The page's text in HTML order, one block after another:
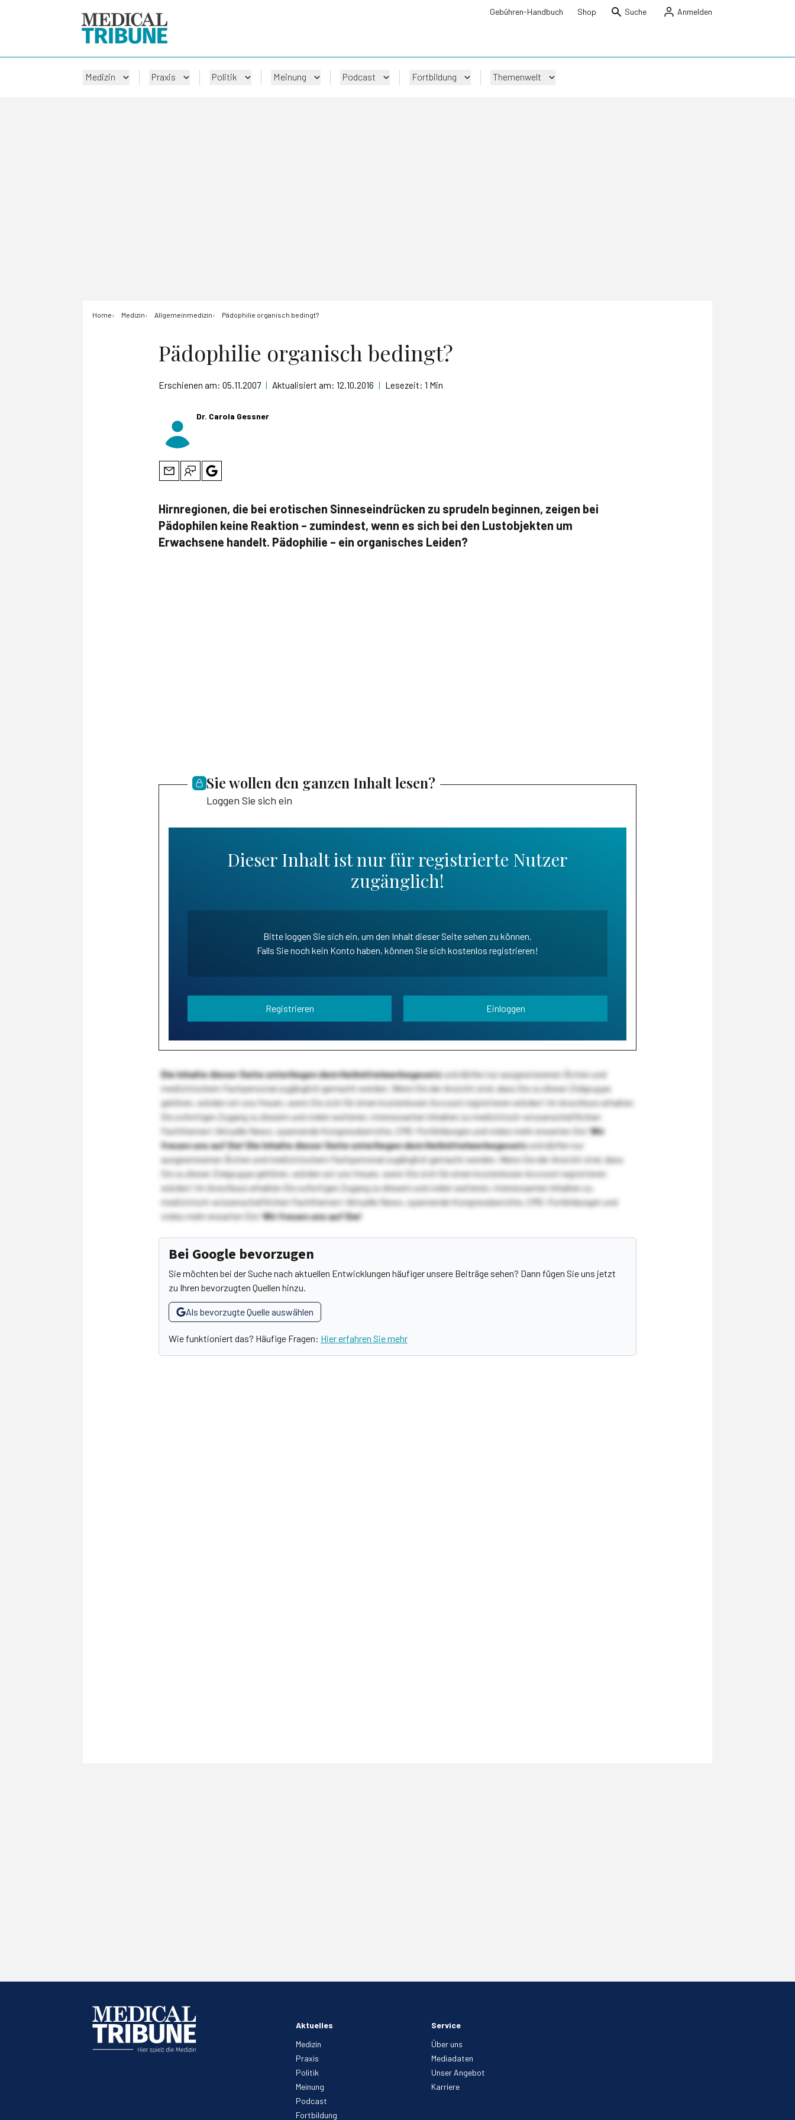
Gebühren-Handbuch Shop Suche Anmelden
Medizin Praxis Politik Meinung Podcast Fortbildung Themenwelt
Home Medizin Allgemeinmedizin Pädophilie organisch bedingt?
Pädophilie organisch bedingt?
Erschienen am: 05.11.2007 | Aktualisiert am: 12.10.2016 | Lesezeit: 1 Min
Dr. Carola Gessner
Hirnregionen, die bei erotischen Sinneseindrücken zu sprudeln beginnen, zeigen bei
Pädophilen keine Reaktion – zumindest, wenn es sich bei den Lustobjekten um
Erwachsene handelt. Pädophilie – ein organisches Leiden?
Sie wollen den ganzen Inhalt lesen?
Loggen Sie sich ein
Dieser Inhalt ist nur für registrierte Nutzer
zugänglich!
Bitte loggen Sie sich ein, um den Inhalt dieser Seite sehen zu können.
Falls Sie noch kein Konto haben, können Sie sich kostenlos registrieren!
Registrieren Einloggen
Die Inhalte dieser Seite unterliegen dem Heilmittelwerbegesetzund dürfen nur ausgewiesenen Ärzten und
medizinischem Fachpersonal zugänglich gemacht werden. Wenn Sie der Ansicht sind, dass Sie zu dieser Zielgruppe
gehören, würden wir uns freuen, wenn Sie sich für einen kostenlosen Account registrieren würden! Im Anschluss erhalten
Sie sofortigen Zugang zu diesem und vielen weiteren, interessanten Inhalten zu medizinisch-wissenschaftlichen
Fachthemen! Aktuelle News, spannende Kongressberichte, CME-Fortbildungen und vieles mehr erwarten Sie!Wir
freuen uns auf Sie!Die Inhalte dieser Seite unterliegen dem Heilmittelwerbegesetzund dürfen nur
ausgewiesenen Ärzten und medizinischem Fachpersonal zugänglich gemacht werden. Wenn Sie der Ansicht sind, dass
Sie zu dieser Zielgruppe gehören, würden wir uns freuen, wenn Sie sich für einen kostenlosen Account registrieren
würden! Im Anschluss erhalten Sie sofortigen Zugang zu diesem und vielen weiteren, interessanten Inhalten zu
medizinisch-wissenschaftlichen Fachthemen! Aktuelle News, spannende Kongressberichte, CME-Fortbildungen und
vieles mehr erwarten Sie!Wir freuen uns auf Sie!
Bei Google bevorzugen
Sie möchten bei der Suche nach aktuellen Entwicklungen häufiger unsere Beiträge sehen? Dann fügen Sie uns jetzt
zu Ihren bevorzugten Quellen hinzu.
Als bevorzugte Quelle auswählen
Wie funktioniert das? Häufige Fragen: Hier erfahren Sie mehr
Aktuelles
Medizin
Praxis
Politik
Meinung
Podcast
Fortbildung
Service
Über uns
Mediadaten
Unser Angebot
Karriere